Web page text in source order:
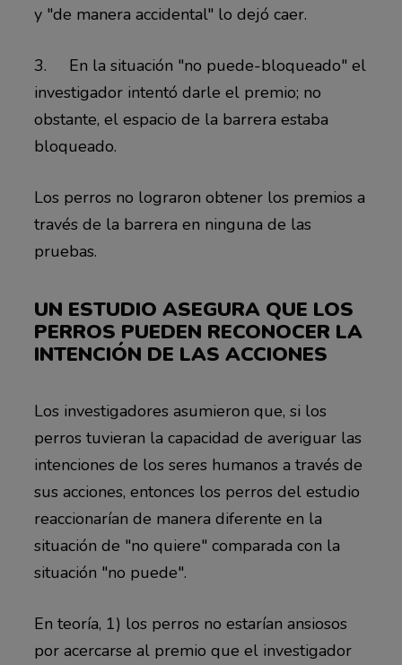
y "de manera accidental" lo dejó caer.
3. En la situación "no puede-bloqueado" el
investigador intentó darle el premio; no
obstante, el espacio de la barrera estaba
bloqueado.
Los perros no lograron obtener los premios a
través de la barrera en ninguna de las
pruebas.
UN ESTUDIO ASEGURA QUE LOS
PERROS PUEDEN RECONOCER LA
INTENCIÓN DE LAS ACCIONES
Los investigadores asumieron que, si los
perros tuvieran la capacidad de averiguar las
intenciones de los seres humanos a través de
sus acciones, entonces los perros del estudio
reaccionarían de manera diferente en la
situación de "no quiere" comparada con la
situación "no puede".
En teoría, 1) los perros no estarían ansiosos
por acercarse al premio que el investigador